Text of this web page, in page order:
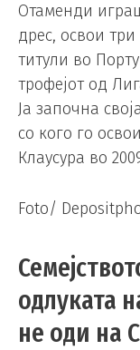
Отаменди
дрес, освои
титули во
трофејот од
Ја започна
со кого го
Клаусура во
Foto/
одлуката
не оди на